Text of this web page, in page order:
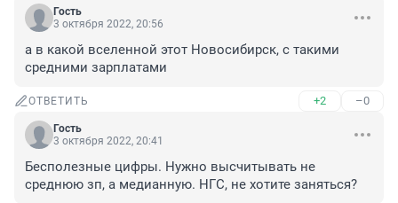
Гость
3 октября 2022, 20:56
а в какой вселенной этот Новосибирск, с такими
средними зарплатами
ОТВЕТИТЬ +2 –0
Гость
3 октября 2022, 20:41
Бесполезные цифры. Нужно высчитывать не
среднюю зп, а медианную. НГС, не хотите заняться?